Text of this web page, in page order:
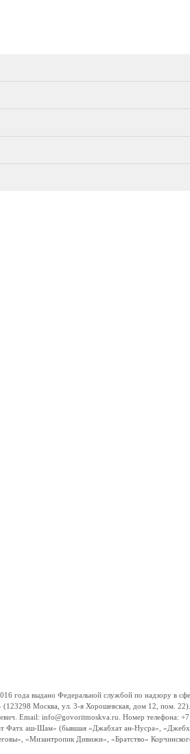
выдано Федеральной службой по надзору в
Москва, ул. 3-я Хорошевская, дом 12, пом.
Email: info@govoritmoskva.ru. Номер телефона:
Фатх аш-Шам» (бывшая «Джабхат ан-Нусра»,
«Мизантропик Дивижн», «Братство»